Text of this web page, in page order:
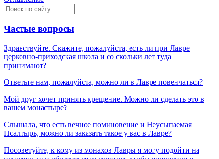
Частые вопросы
Здравствуйте. Скажите, пожалуйста, есть ли при Лавре
церковно-приходская школа и со скольки лет туда
принимают?
Ответьте нам, пожалуйста, можно ли в Лавре повенчаться?
Мой друг хочет принять крещение. Можно ли сделать это в
вашем монастыре?
Слышала, что есть вечное поминовение и Неусыпаемая
Псалтырь, можно ли заказать такое у вас в Лавре?
Посоветуйте, к кому из монахов Лавры я могу подойти на